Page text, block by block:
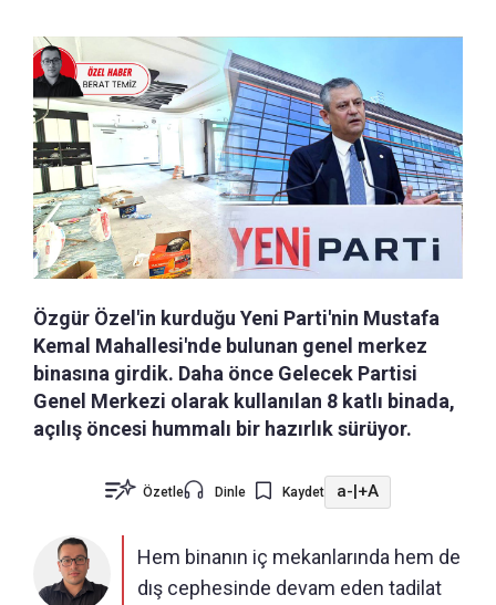
Özgür Özel'in kurduğu Yeni Parti'nin Mustafa
Kemal Mahallesi'nde bulunan genel merkez
binasına girdik. Daha önce Gelecek Partisi
Genel Merkezi olarak kullanılan 8 katlı binada,
açılış öncesi hummalı bir hazırlık sürüyor.
Özetle Dinle Kaydet a-|+A
Hem binanın iç mekanlarında hem de
dış cephesinde devam eden tadilat